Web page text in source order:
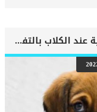
فى هذا المقال سنطلعك على
من مرحلة يحتافيها إلى
يمكننا اختصار هذه العلامات
الكلب الى ان يصل الى
القلب الاحتقانى كما ذكرنا
الى المرحلة الاخيرة وهى
معرض لخطر الإصابة بسرطان
في القلب. _المرحلة
[…]
استئصال الغدة الجار درقية عند الكلاب بالتفاصيل